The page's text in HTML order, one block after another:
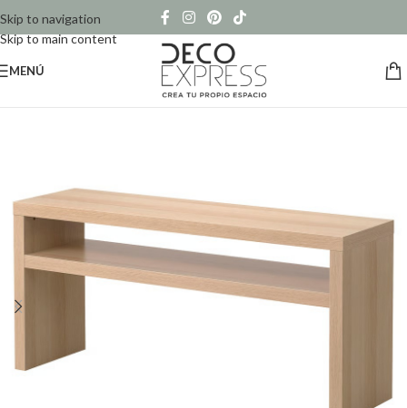
Skip to navigation
Skip to main content
MENÚ